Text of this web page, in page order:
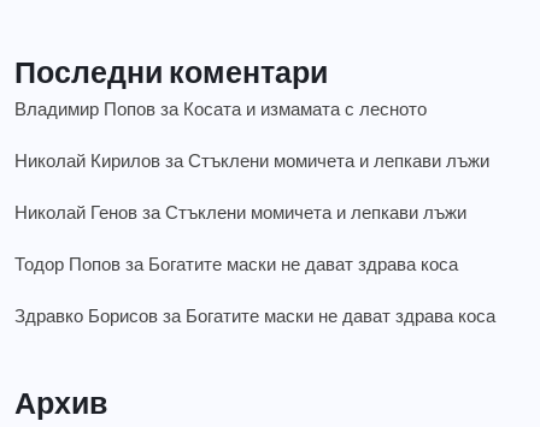
Последни коментари
Владимир Попов за Косата и измамата с лесното
Николай Кирилов заСтъклени момичета и лепкави лъжи
Николай Генов заСтъклени момичета и лепкави лъжи
Тодор Попов за Богатите маски не дават здрава коса
Здравко Борисов за Богатите маски не дават здрава коса
Архив